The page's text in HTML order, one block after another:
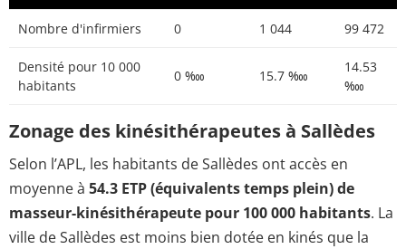
Nombre d'infirmiers 0 1 044 99 472
Densité pour 10 000
habitants
0 ‱ 15.7 ‱
14.53
‱
Zonage des kinésithérapeutes à Sallèdes
Selon l’APL, les habitants de Sallèdes ont accès en
moyenne à 54.3 ETP (équivalents temps plein) de
masseur-kinésithérapeute pour 100 000 habitants. La
ville de Sallèdes est moins bien dotée en kinés que la